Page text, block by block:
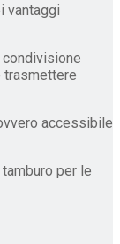
vantaggi
trasmettere
accessibile
per le